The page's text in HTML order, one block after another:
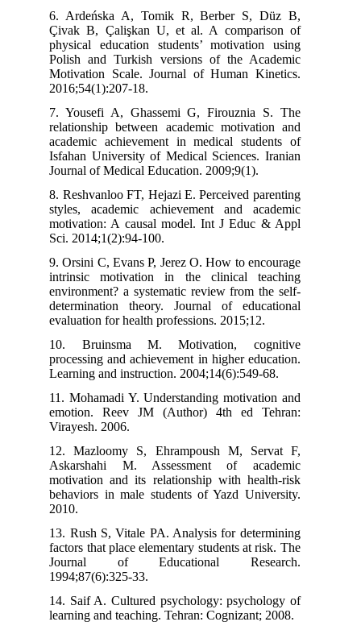
6. Ardeńska A, Tomik R, Berber S, Düz B,
Çivak B, Çalişkan U, et al. A comparison of
physical education students’ motivation using
Polish and Turkish versions of the Academic
Motivation Scale. Journal of Human Kinetics.
2016;54(1):207-18.
7. Yousefi A, Ghassemi G, Firouznia S. The
relationship between academic motivation and
academic achievement in medical students of
Isfahan University of Medical Sciences. Iranian
Journal of Medical Education. 2009;9(1).
8. Reshvanloo FT, Hejazi E. Perceived parenting
styles, academic achievement and academic
motivation: A causal model. Int J Educ & Appl
Sci. 2014;1(2):94-100.
9. Orsini C, Evans P, Jerez O. How to encourage
intrinsic motivation in the clinical teaching
environment? a systematic review from the self-
determination theory. Journal of educational
evaluation for health professions. 2015;12.
10. Bruinsma M. Motivation, cognitive
processing and achievement in higher education.
Learning and instruction. 2004;14(6):549-68.
11. Mohamadi Y. Understanding motivation and
emotion. Reev JM (Author) 4th ed Tehran:
Virayesh. 2006.
12. Mazloomy S, Ehrampoush M, Servat F,
Askarshahi M. Assessment of academic
motivation and its relationship with health-risk
behaviors in male students of Yazd University.
2010.
13. Rush S, Vitale PA. Analysis for determining
factors that place elementary students at risk. The
Journal of Educational Research.
1994;87(6):325-33.
14. Saif A. Cultured psychology: psychology of
learning and teaching. Tehran: Cognizant; 2008.